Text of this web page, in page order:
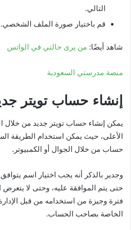
التالي.
قم باختيار صورة الملف الشخصي.
شاهد أيضًا: من يرى حالتي في الواتس
منصة مدرستي السعودية
إنشاء حساب تويتر
يمكن إنشاء حساب تويتر جديد من خلال
الأعلى، حيث يمكن استخدام الطريقة
حساب من خلال الجوال أو الكمبيوتر.
وجدير بالذكر أنه يجب اختيار اسم
حتى يتم الموافقة عليه، وحتى لا يتعرض
فترة وجيزة من استخدامه من قبل
الخاصة بصاحب الحساب.